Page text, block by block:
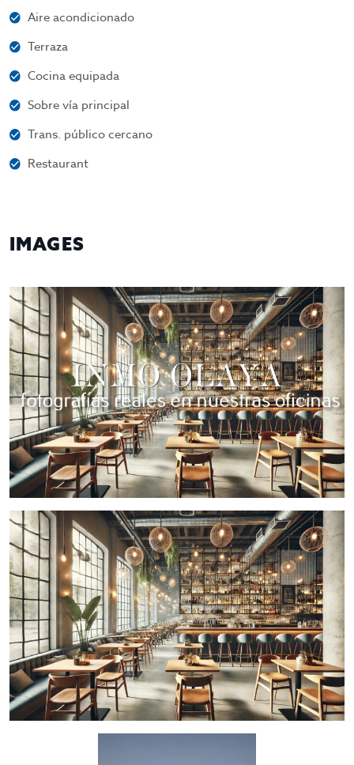
Aire acondicionado
Terraza
Cocina equipada
Sobre vía principal
Trans. público cercano
Restaurant
IMAGES